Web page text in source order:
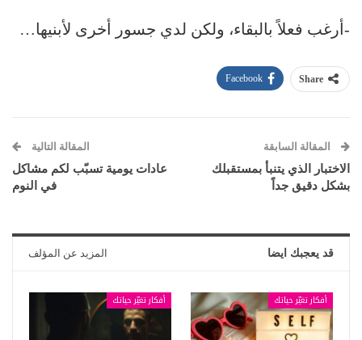
-أرغب فعلاً بالبقاء، ولكن لدي جسور أخرى لأبنيها…
Share
Facebook
المقالة السابقة
الاختبار الذي يتنبأ بمستقبلك
بشكل دقيق جداً
المقالة التالية
عادات يومية تسبّب لكم مشاكل
في النوم
قد يعجبك ايضا المزيد عن المؤلف
أفكار تغيّر حياتك أفكار تغيّر حياتك